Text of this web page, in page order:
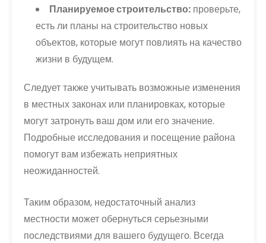
Планируемое строительство: проверьте,
есть ли планы на строительство новых
объектов, которые могут повлиять на качество
жизни в будущем.
Следует также учитывать возможные изменения
в местных законах или планировках, которые
могут затронуть ваш дом или его значение.
Подробные исследования и посещение района
помогут вам избежать неприятных
неожиданностей.
Таким образом, недостаточный анализ
местности может обернуться серьезными
последствиями для вашего будущего. Всегда